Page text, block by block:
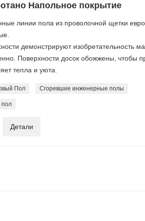
Напольное покрытие
линии пола из проволочной щетки
демонстрируют изобретательность
Поверхности досок обожжены, чтобы
тепла и уюта.
Пол Сгоревшие инженерные полы
пол
Детали